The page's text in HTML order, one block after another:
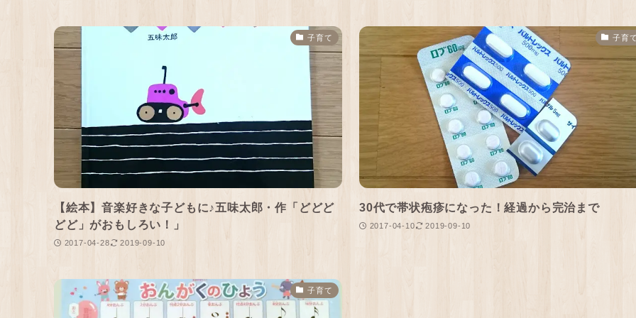
子育て
【絵本】音楽好きな子どもに♪五味太郎・作「どどど
どど」がおもしろい！」
2017-04-28 2019-09-10
子育
30代で帯状疱疹になった！経過から完治まで
2017-04-10 2019-09-10
子育て